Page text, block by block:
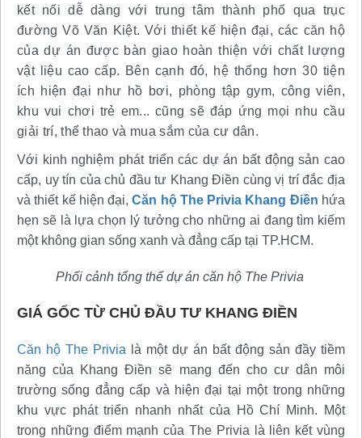
kết nối dễ dàng với trung tâm thành phố qua trục
đường Võ Văn Kiệt. Với thiết kế hiện đại, các căn hộ
của dự án được bàn giao hoàn thiện với chất lượng
vật liệu cao cấp. Bên cạnh đó, hệ thống hơn 30 tiện
ích hiện đại như hồ bơi, phòng tập gym, công viên,
khu vui chơi trẻ em... cũng sẽ đáp ứng mọi nhu cầu
giải trí, thể thao và mua sắm của cư dân.
Với kinh nghiệm phát triển các dự án bất động sản cao
cấp, uy tín của chủ đầu tư Khang Điền cùng vị trí đắc địa
và thiết kế hiện đại,Căn hộ The Privia Khang Điền hứa
hẹn sẽ là lựa chọn lý tưởng cho những ai đang tìm kiếm
một không gian sống xanh và đẳng cấp tại TP.HCM.
Phối cảnh tổng thể dự án căn hộ The Privia
GIÁ GỐC TỪ CHỦ ĐẦU TƯ KHANG ĐIỀN
Căn hộ The Privia là một dự án bất động sản đầy tiềm
năng của Khang Điền sẽ mang đến cho cư dân môi
trường sống đẳng cấp và hiện đại tại một trong những
khu vực phát triển nhanh nhất của Hồ Chí Minh. Một
trong những điểm mạnh của The Privia là liên kết vùng